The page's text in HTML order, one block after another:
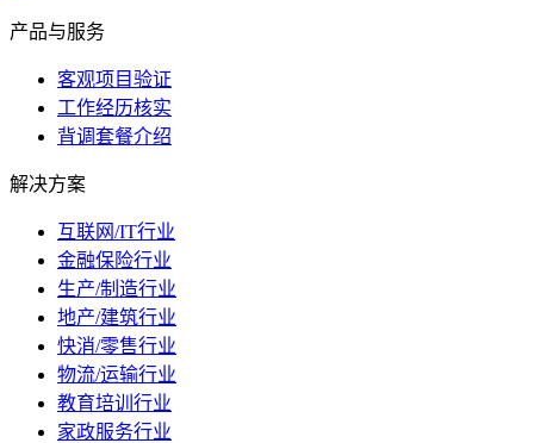
产品与服务
客观项目验证
工作经历核实
背调套餐介绍
解决方案
互联网/IT行业
金融保险行业
生产/制造行业
地产/建筑行业
快消/零售行业
物流/运输行业
教育培训行业
家政服务行业